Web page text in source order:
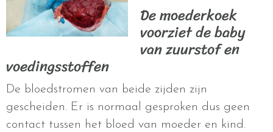
De moederkoek
voorziet de baby
van zuurstof en
voedingsstoffen
De bloedstromen van beide zijden zijn
gescheiden. Er is normaal gesproken dus geen
contact tussen het bloed van moeder en kind.